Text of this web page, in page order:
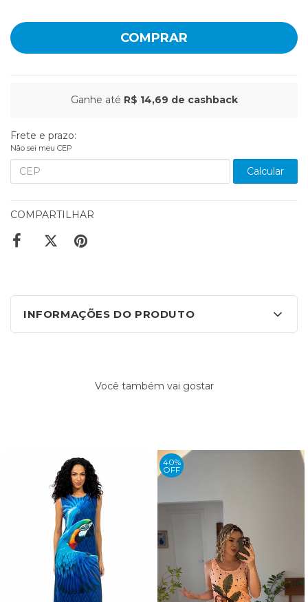
COMPRAR
Ganhe até R$ 14,69 de cashback
Frete e prazo:
Não sei meu CEP
Calcular
COMPARTILHAR
INFORMAÇÕES DO PRODUTO
Você também vai gostar
40%
OFF